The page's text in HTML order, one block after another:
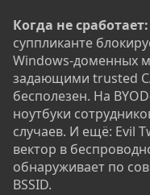
Когда не сработает:
суппликанте
Windows-доменных
задающими trusted
бесполезен. На
ноутбуки
случаев. И ещё: Evil
вектор в
обнаруживает по
BSSID.